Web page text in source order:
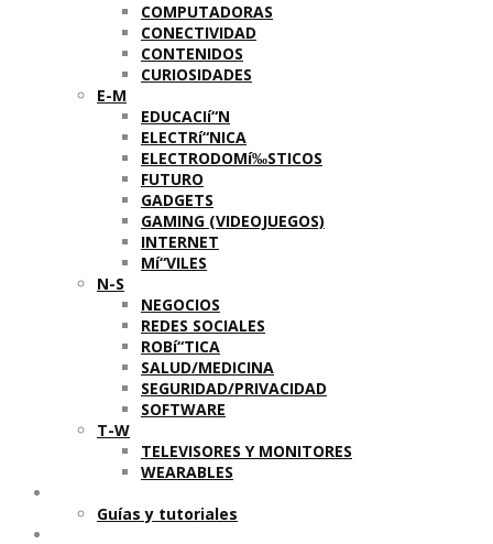
COMPUTADORAS
CONECTIVIDAD
CONTENIDOS
CURIOSIDADES
E-M
EDUCACIí“N
ELECTRí“NICA
ELECTRODOMí‰STICOS
FUTURO
GADGETS
GAMING (VIDEOJUEGOS)
INTERNET
Mí“VILES
N-S
NEGOCIOS
REDES SOCIALES
ROBí“TICA
SALUD/MEDICINA
SEGURIDAD/PRIVACIDAD
SOFTWARE
T-W
TELEVISORES Y MONITORES
WEARABLES
Guí­as y tutoriales